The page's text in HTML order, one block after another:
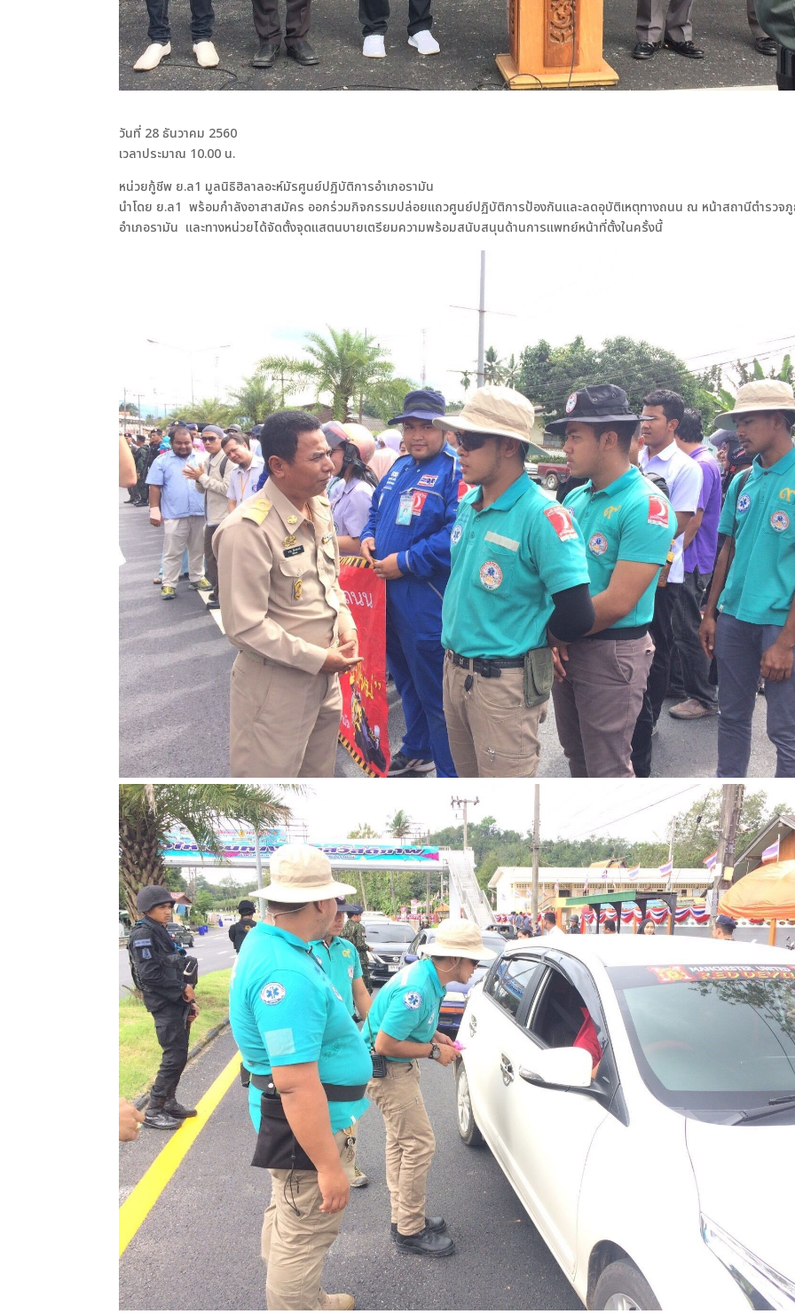
วันที่ 28 ธันวาคม 2560
เวลาประมาณ 10.00 น.
หน่วยกู้ชีพ ย.ล1 มูลนิธิฮิลาลอะห์มัรศูนย์ปฏิบัติการอำเภอรามัน
นำโดย ย.ล1 พร้อมกำลังอาสาสมัคร ออกร่วมกิจกรรมปล่อยแถวศูนย์ปฏิบัติการป้องกันและลดอุบัติเหตุทางถนน ณ หน้าสถานีตำรวจ
อำเภอรามัน และทางหน่วยได้จัดตั้งจุดแสตนบายเตรียมความพร้อมสนับสนุนด้านการแพทย์หน้าที่ตั้งในครั้งนี้